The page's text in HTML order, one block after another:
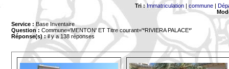
Tri : Immatriculation |commune |
Service : Base Inventaire
Question : Commune='MENTON' ET Titre courant='*RIVIERA PALACE*'
Réponse(s) :il y a 138 réponses